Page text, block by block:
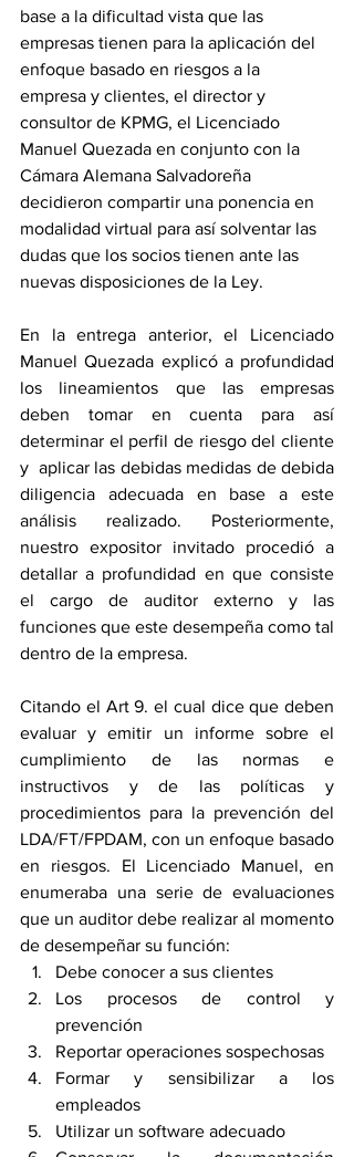
base a la dificultad vista que las
empresas tienen para la aplicación del
enfoque basado en riesgos a la
empresa y clientes, el director y
consultor de KPMG, el Licenciado
Manuel Quezada en conjunto con la
Cámara Alemana Salvadoreña
decidieron compartir una ponencia en
modalidad virtual para así solventar las
dudas que los socios tienen ante las
nuevas disposiciones de la Ley.
En la entrega anterior, el Licenciado
Manuel Quezada explicó a profundidad
los lineamientos que las empresas
deben tomar en cuenta para así
determinar el perfil de riesgo del cliente
y  aplicar las debidas medidas de debida
diligencia adecuada en base a este
análisis realizado. Posteriormente,
nuestro expositor invitado procedió a
detallar a profundidad en que consiste
el cargo de auditor externo y las
funciones que este desempeña como tal
dentro de la empresa.
Citando el Art 9. el cual dice que deben
evaluar y emitir un informe sobre el
cumplimiento de las normas e
instructivos y de las políticas y
procedimientos para la prevención del
LDA/FT/FPDAM, con un enfoque basado
en riesgos. El Licenciado Manuel, en
enumeraba una serie de evaluaciones
que un auditor debe realizar al momento
de desempeñar su función:
Debe conocer a sus clientes
Los procesos de control y
prevención
Reportar operaciones sospechosas
Formar y sensibilizar a los
empleados
Utilizar un software adecuado